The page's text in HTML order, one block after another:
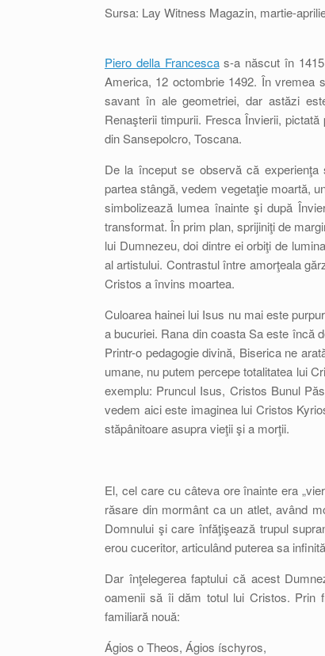
Sursa: Lay Witness Magazin, martie-
Piero della Francescas-a născut în
America, 12 octombrie 1492. În
savant în ale geometriei, dar astăzi
Renaşterii timpurii. Fresca Învierii,
din Sansepolcro, Toscana.
De la început se observă că
partea stângă, vedem vegetaţie moartă,
simbolizează lumea înainte şi după
transformat. În prim plan, sprijiniţi de
lui Dumnezeu, doi dintre ei orbiţi de
al artistului. Contrastul între amorţeala
Cristos a învins moartea.
Culoarea hainei lui Isus nu mai este
a bucuriei. Rana din coasta Sa este încă
Printr-o pedagogie divină, Biserica ne
umane, nu putem percepe totalitatea lui
exemplu: Pruncul Isus, Cristos Bunul
vedem aici este imaginea lui Cristos
stăpânitoare asupra vieţii şi a morţii.
El, cel care cu câteva ore înainte era
răsare din mormânt ca un atlet, având
Domnului şi care înfăţişează trupul
erou cuceritor, articulând puterea sa
Dar înţelegerea faptului că acest
oamenii să îi dăm totul lui Cristos. Prin
familiară nouă:
Ágios o Theos, Ágios íschyros,